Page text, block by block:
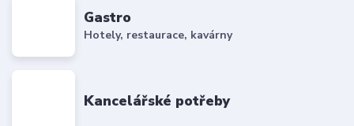
Gastro
Hotely, restaurace, kavárny
Kancelářské potřeby